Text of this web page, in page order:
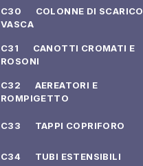
C30 COLONNE DI SCARICO
VASCA
C31 CANOTTI CROMATI E
ROSONI
C32 AEREATORI E
ROMPIGETTO
C33 TAPPI COPRIFORO
C34 TUBI ESTENSIBILI